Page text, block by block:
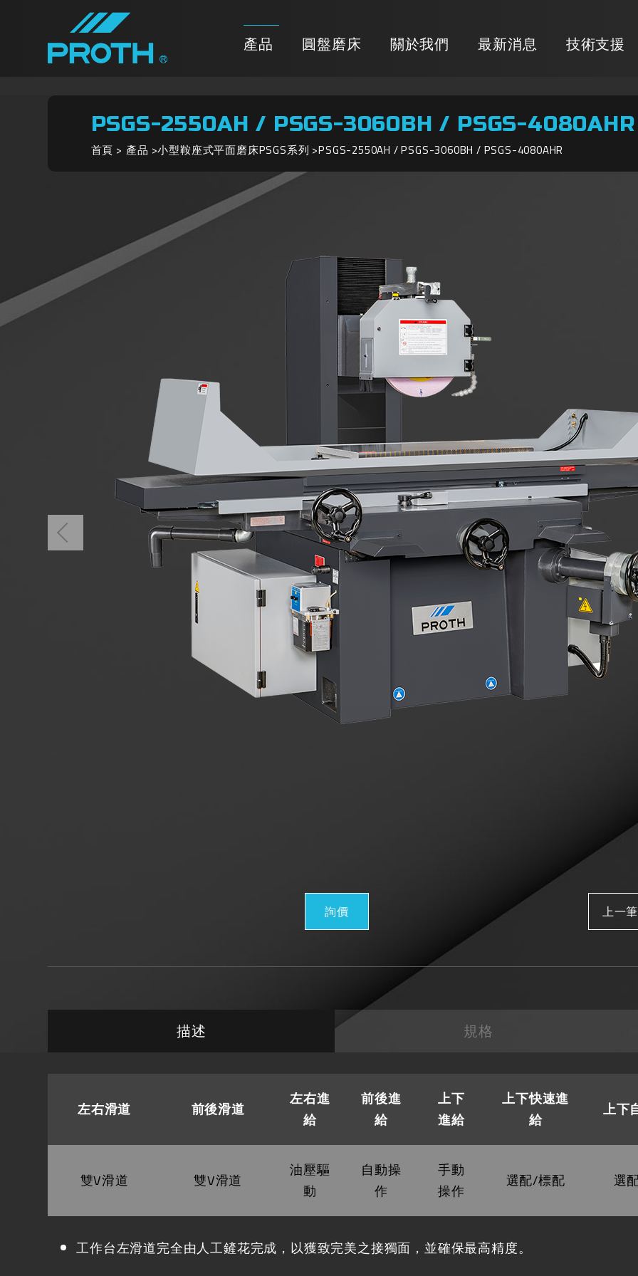
產品 圓盤磨床 關於我們 最新消息 技術支援
PSGS-2550AH / PSGS-3060BH / PSGS-4080AHR
首頁 產品 小型鞍座式平面磨床PSGS系列 PSGS-2550AH / PSGS-3060BH / PSGS-4080AHR
詢價 上一筆
描述 規格
左右滑道 前後滑道
左右進
給
前後進
給
上下
進給
上下快速進
給
上下
雙V滑道 雙V滑道
油壓驅
動
自動操
作
手動
操作
選配/標配 選
工作台左滑道完全由人工鏟花完成，以獲致完美之接獨面，並確保最高精度。